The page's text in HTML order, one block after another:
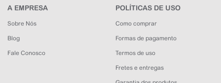
A EMPRESA
Sobre Nós
Blog
Fale Conosco
POLÍTICAS DE USO
Como comprar
Formas de pagamento
Termos de uso
Fretes e entregas